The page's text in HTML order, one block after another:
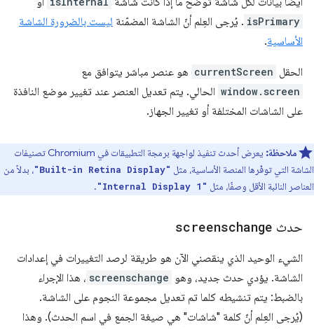
isPrimary . يُرجى العِلم أنّ الشاشة المضمّنة ليست بالضرورة الشاشة
الأساسية.
الحقل currentScreen هو عنصر مباشر يتوافق مع
window.screen الحالي. يتم تعديل العنصر عند تغيير موضع النافذة
على الشاشات المختلفة أو تغيير الجهاز.
ملاحظة:
يعرض أحدث تنفيذ لواجهة برمجة التطبيقات في Chromium تصنيفات
الشاشة التي توفّرها المنصة الأساسية، مثل "Built-in Retina Display"، بدلاً من
العناصر النائبة الأقل وصفًا، مثل "Internal Display 1"
.
حدث screenschange
الشيء الوحيد الذي ينقصني الآن هو طريقة لرصد التغييرات في إعدادات
الشاشة. يؤدي حدث جديد، وهو screenschange ، هذا الإجراء
بالضبط: يتم تنشيطه كلما تم تعديل مجموعة النجوم على الشاشة.
(يُرجى العِلم أنّ كلمة "شاشات" هي صيغة الجمع في اسم الحدث). وهذا